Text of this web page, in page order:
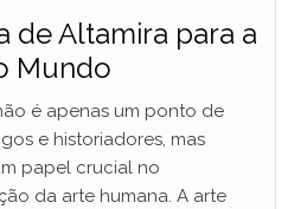
de Altamira para a
Mundo
é apenas um ponto de
e historiadores, mas
papel crucial no
da arte humana. A arte